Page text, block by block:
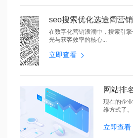
seo搜索优化选途阔营
在数字化营销浪潮中，搜索引
光与获客效率的核心...
立即查看
网站排
现在的企
维方式了
立即查看